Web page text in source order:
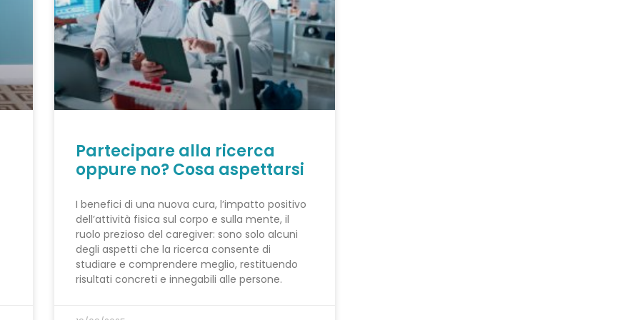
Partecipare alla ricerca
oppure no? Cosa aspettarsi
I benefici di una nuova cura, l’impatto positivo
dell’attività fisica sul corpo e sulla mente, il
ruolo prezioso del caregiver: sono solo alcuni
degli aspetti che la ricerca consente di
studiare e comprendere meglio, restituendo
risultati concreti e innegabili alle persone.